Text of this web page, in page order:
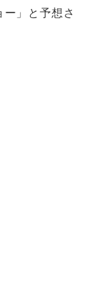
」と予想さ